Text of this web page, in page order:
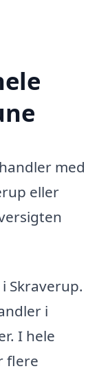
med
eller
Skraverup.
i
I hele
flere